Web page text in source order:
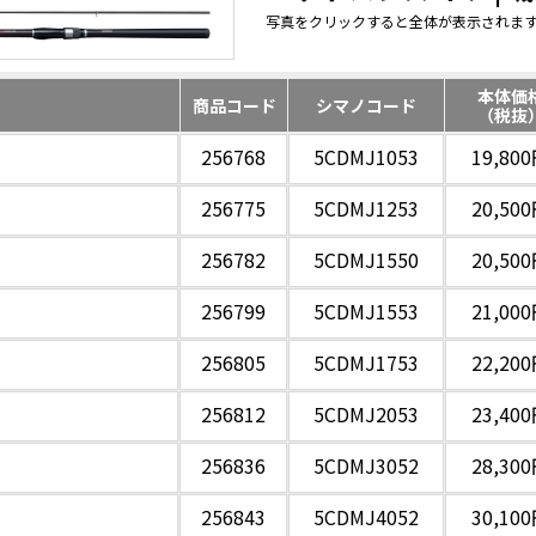
写真をクリックすると全体が表示されま
商品コード シマノコード
本体価
（税抜
256768 5CDMJ1053
256775
5CDMJ1253
256782
5CDMJ1550
256799
5CDMJ1553
256805
5CDMJ1753
256812
5CDMJ2053
256836
5CDMJ3052
256843
5CDMJ4052 30,100